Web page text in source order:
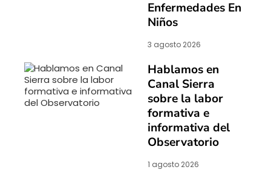
Enfermedades En
Niños
3 agosto 2026
Hablamos en
Canal Sierra
sobre la labor
formativa e
informativa del
Observatorio
1 agosto 2026